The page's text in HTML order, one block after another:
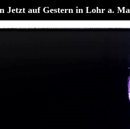
Jetzt auf Gestern in Lohr a.